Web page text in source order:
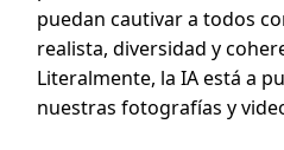
puedan cautivar a todos
realista, diversidad y
Literalmente, la IA está a
nuestras fotografías y